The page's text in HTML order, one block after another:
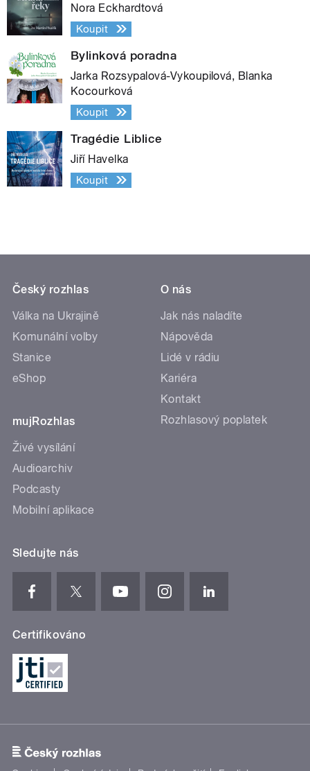
Nora Eckhardtová
Koupit
Bylinková poradna
Jarka Rozsypalová-Vykoupilová, Blanka
Kocourková
Koupit
Tragédie Liblice
Jiří Havelka
Koupit
Český rozhlas
Válka na Ukrajině
Komunální volby
Stanice
eShop
mujRozhlas
Živé vysílání
Audioarchiv
Podcasty
Mobilní aplikace
O nás
Jak nás naladíte
Nápověda
Lidé v rádiu
Kariéra
Kontakt
Rozhlasový poplatek
Sledujte nás
Certifikováno